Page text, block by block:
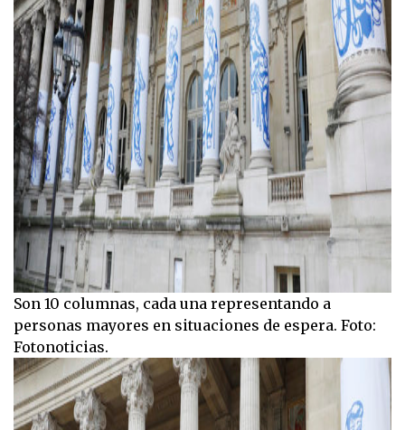
Son 10 columnas, cada una representando a
personas mayores en situaciones de espera. Foto:
Fotonoticias.